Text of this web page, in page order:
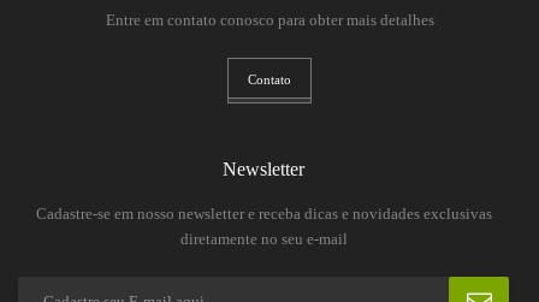
Entre em contato conosco para obter mais detalhes
Contato
Newsletter
Cadastre-se em nosso newsletter e receba dicas e novidades exclusivas
diretamente no seu e-mail